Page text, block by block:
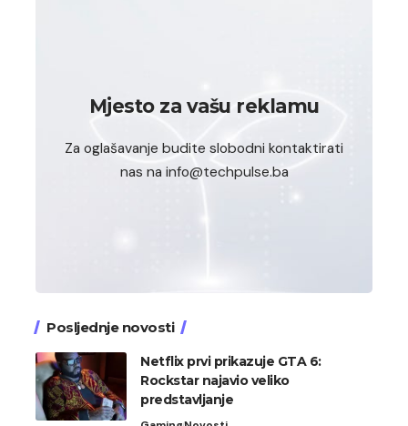
Mjesto za vašu reklamu
Za oglašavanje budite slobodni kontaktirati
nas na info@techpulse.ba
Posljednje novosti
Netflix prvi prikazuje GTA 6:
Rockstar najavio veliko
predstavljanje